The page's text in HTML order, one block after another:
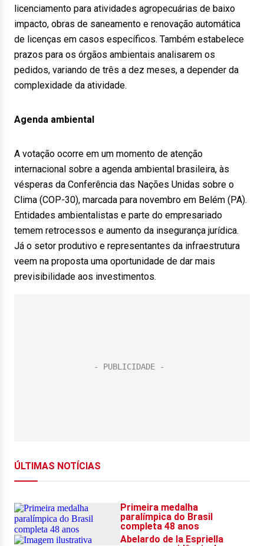
licenciamento para atividades agropecuárias de baixo
impacto, obras de saneamento e renovação automática
de licenças em casos específicos. Também estabelece
prazos para os órgãos ambientais analisarem os
pedidos, variando de três a dez meses, a depender da
complexidade da atividade.
Agenda ambiental
A votação ocorre em um momento de atenção
internacional sobre a agenda ambiental brasileira, às
vésperas da Conferência das Nações Unidas sobre o
Clima (COP-30), marcada para novembro em Belém (PA).
Entidades ambientalistas e parte do empresariado
temem retrocessos e aumento da insegurança jurídica.
Já o setor produtivo e representantes da infraestrutura
veem na proposta uma oportunidade de dar mais
previsibilidade aos investimentos.